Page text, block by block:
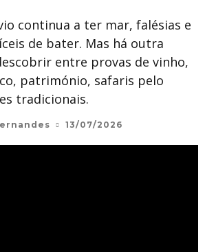
continua a ter mar, falésias e
de bater. Mas há outra
entre provas de vinho,
património, safaris pelo
tradicionais.
13/07/2026